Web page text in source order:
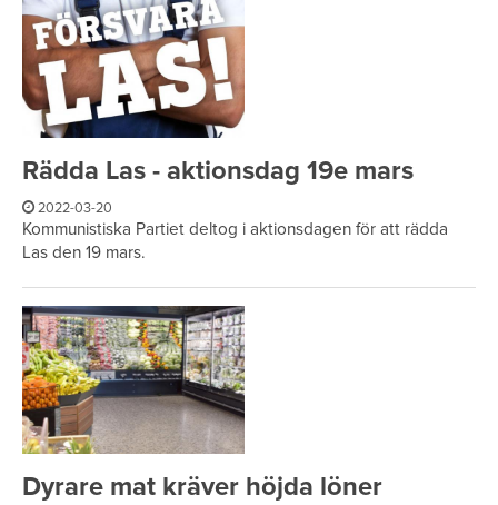
Rädda Las - aktionsdag 19e mars
2022-03-20
Kommunistiska Partiet deltog i aktionsdagen för att rädda
Las den 19 mars.
Dyrare mat kräver höjda löner